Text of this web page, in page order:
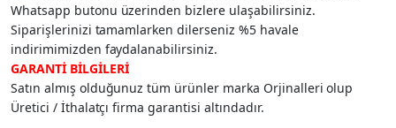
Whatsapp butonu üzerinden bizlere ulaşabilirsiniz.
Siparişlerinizi tamamlarken dilerseniz %5 havale
indirimimizden faydalanabilirsiniz.
GARANTİ BİLGİLERİ
Satın almış olduğunuz tüm ürünler marka Orjinalleri olup
Üretici / İthalatçı firma garantisi altındadır.